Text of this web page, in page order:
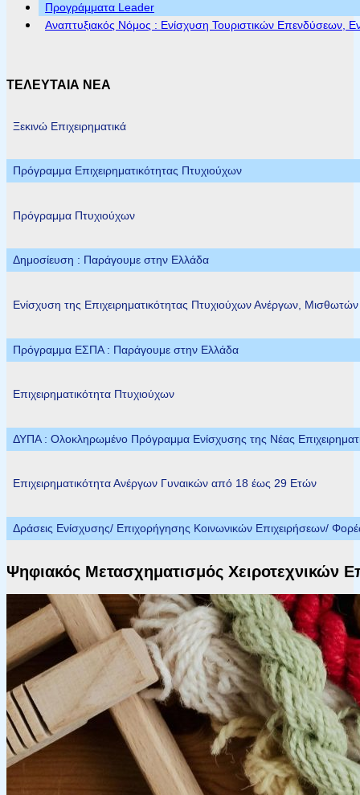
Προγράμματα Leader
Αναπτυξιακός Νόμος : Ενίσχυση Τουριστικών Επενδύσεων,
ΤΕΛΕΥΤΑΙΑ ΝΕΑ
Ξεκινώ Επιχειρηματικά
Πρόγραμμα Επιχειρηματικότητας Πτυχιούχων
Πρόγραμμα Πτυχιούχων
Δημοσίευση : Παράγουμε στην Ελλάδα
Ενίσχυση της Επιχειρηματικότητας Πτυχιούχων Ανέργων,
Πρόγραμμα ΕΣΠΑ : Παράγουμε στην Ελλάδα
Επιχειρηματικότητα Πτυχιούχων
ΔΥΠΑ : Ολοκληρωμένο Πρόγραμμα Ενίσχυσης της Νέας
Επιχειρηματικότητα Ανέργων Γυναικών από 18 έως 29 Ετών
Δράσεις Ενίσχυσης/ Επιχορήγησης Κοινωνικών Επιχειρήσεων/
Ψηφιακός Μετασχηματισμός Χειροτεχνικών